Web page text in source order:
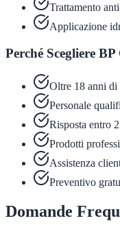
Trattamento
Applicazione
Perché Scegliere
Oltre 18 anni di
Personale
Risposta entro
Prodotti
Assistenza
Preventivo
Domande